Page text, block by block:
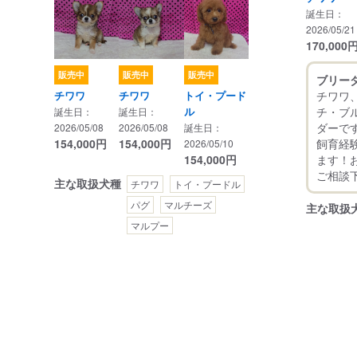
販売中
チワワ
誕生日：
2026/05/08
154,000円
販売中
チワワ
誕生日：
2026/05/08
154,000円
販売中
トイ・プード
ル
誕生日：
2026/05/10
154,000円
主な取扱犬種
チワワ
トイ・プードル
パグ
マルチーズ
マルプー
誕生日：
2026/05/21
170,000
ブリー
チワワ
チ・ブ
ダーで
飼育経
ます！
主な取扱